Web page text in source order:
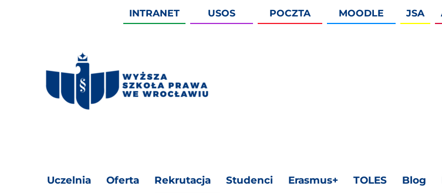
INTRANET USOS POCZTA MOODLE JSA
Uczelnia Oferta Rekrutacja Studenci Erasmus+ TOLES Blog